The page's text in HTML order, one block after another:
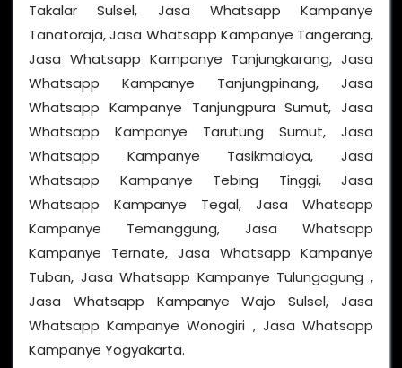
Takalar Sulsel, Jasa Whatsapp Kampanye
Tanatoraja, Jasa Whatsapp Kampanye Tangerang,
Jasa Whatsapp Kampanye Tanjungkarang, Jasa
Whatsapp Kampanye Tanjungpinang, Jasa
Whatsapp Kampanye Tanjungpura Sumut, Jasa
Whatsapp Kampanye Tarutung Sumut, Jasa
Whatsapp Kampanye Tasikmalaya, Jasa
Whatsapp Kampanye Tebing Tinggi, Jasa
Whatsapp Kampanye Tegal, Jasa Whatsapp
Kampanye Temanggung, Jasa Whatsapp
Kampanye Ternate, Jasa Whatsapp Kampanye
Tuban, Jasa Whatsapp Kampanye Tulungagung ,
Jasa Whatsapp Kampanye Wajo Sulsel, Jasa
Whatsapp Kampanye Wonogiri , Jasa Whatsapp
Kampanye Yogyakarta.